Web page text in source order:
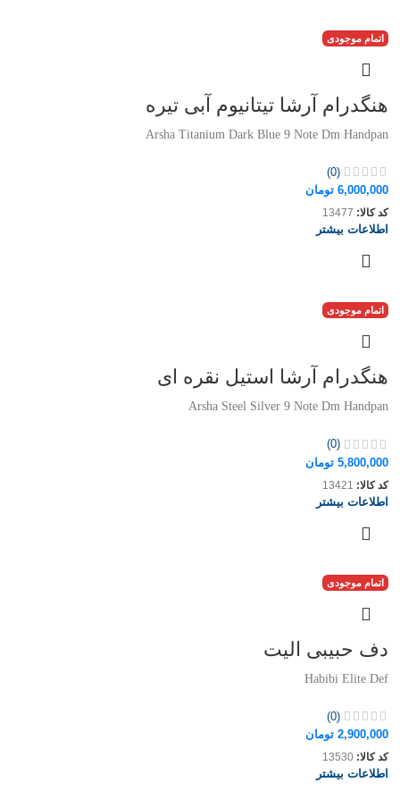
اتمام موجودی
هنگدرام آرشا تیتانیوم آبی تیره
Arsha Titanium Dark Blue 9 Note Dm Handpan
(0)
6,000,000 تومان
کد کالا: 13477
اطلاعات بیشتر
اتمام موجودی
هنگدرام آرشا استیل نقره ای
Arsha Steel Silver 9 Note Dm Handpan
(0)
5,800,000 تومان
کد کالا: 13421
اطلاعات بیشتر
اتمام موجودی
دف حبیبی الیت
Habibi Elite Def
(0)
2,900,000 تومان
کد کالا: 13530
اطلاعات بیشتر